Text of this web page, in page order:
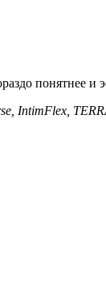
понятнее и
IntimFlex,